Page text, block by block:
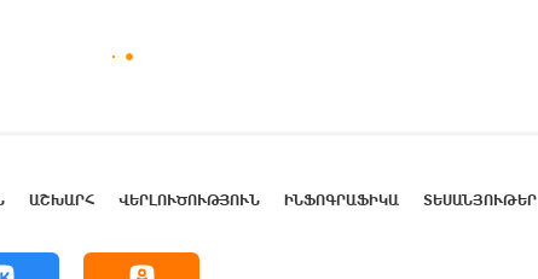
ԱՇԽԱՐՀ ՎԵՐԼՈՒԾՈՒԹՅՈՒՆ ԻՆՖՈԳՐԱՖԻԿԱ ՏԵՍԱՆՅՈՒԹԵՐ